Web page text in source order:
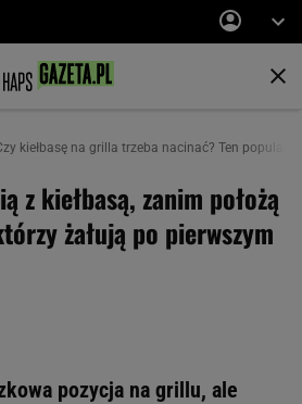
kiełbasę na grilla trzeba nacinać? Ten
z kiełbasą, zanim położą
żałują po pierwszym
pozycja na grillu, ale